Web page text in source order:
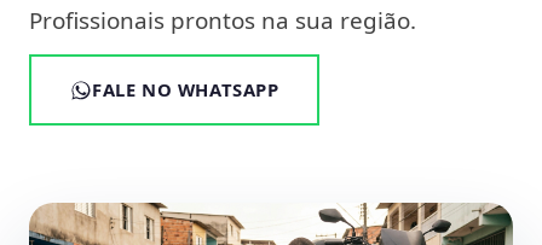
Profissionais prontos na sua região.
FALE NO WHATSAPP